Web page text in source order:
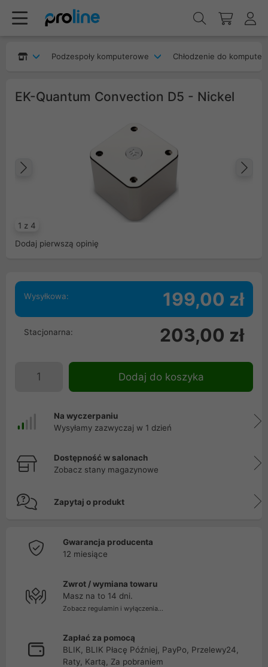
Podzespoły komputerowe Chłodzenie do
EK-Quantum Convection D5 - Nickel
1 z 4
Poprzedni
Dodaj pierwszą opinię
Wysyłkowa: 199,00 zł
Stacjonarna: 203,00 zł
Dodaj do koszyka
Na wyczerpaniu
Wysyłamy zazwyczaj w 1 dzień
Dostępność w salonach
Zobacz stany magazynowe
Zapytaj o produkt
Gwarancja producenta
12 miesiące
Zwrot / wymiana towaru
Masz na to 14 dni.
Zobacz regulamin i wyłączenia...
Zapłać za pomocą
BLIK, BLIK Płacę Później, PayPo, Przelewy24,
Raty, Kartą, Za pobraniem